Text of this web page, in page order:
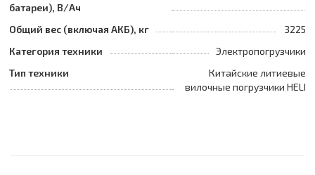
батареи), В/Ач
Общий вес (включая АКБ), кг
3225
Категория техники
Электропогрузчики
Тип техники
Китайские литиевые
вилочные погрузчики HELI